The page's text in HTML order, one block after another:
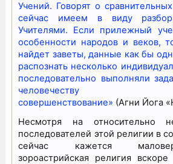
Учений. Говорят о
сейчас имеем в виду
Учителями. Если прилежный
особенности народов и веков,
найдет заветы, данные как бы
распознать несколько
последовательно выполняли
человечеству
совершенствование» (Агни Йога
Несмотря на относительно
последователей этой религии в
сейчас кажется
зороастрийская религия